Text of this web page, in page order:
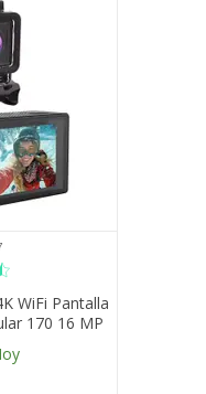
WiFi Pantalla
170 16 MP